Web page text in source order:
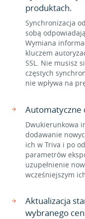
produktach.
Synchronizacja
sobą
Wymiana
kluczem
SSL. Nie musisz
częstych
nie wpływa na
Automatyczne
Dwukierunkowa
dodawanie
ich w Triva i po
parametrów
uzupełnienie
wcześniejszym
Aktualizacja
wybranego